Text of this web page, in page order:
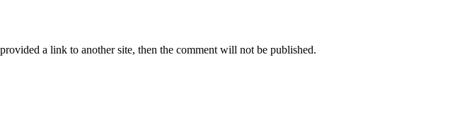
a link to another site, then the comment will not be published.